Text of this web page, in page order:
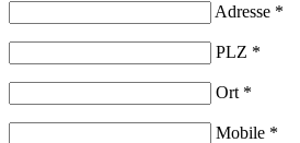
Adresse *
PLZ *
Ort *
Mobile *